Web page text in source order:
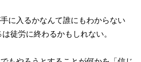
に入るかなんて誰にもわからない
徒労に終わるかもしれない。